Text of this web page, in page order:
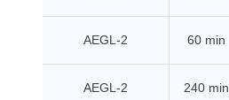
AEGL-2 60 min
AEGL-2 240 min